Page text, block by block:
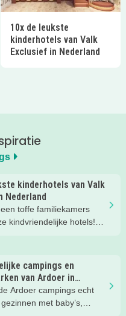
10x de leukste
kinderhotels van Valk
Exclusief in Nederland
kinderhotels van Valk
Nederland
toffe familiekamers
kindvriendelijke hotels!
van Valk Exclusief en
nachtje weg met je
campings en
van Ardoer in
Ardoer campings echt
met baby’s,